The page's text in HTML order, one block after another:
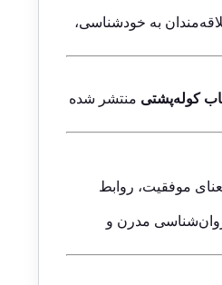
به خودشناسی،
کوله‌پشتی منتشر شده
موفقیت، روابط
مدرن و